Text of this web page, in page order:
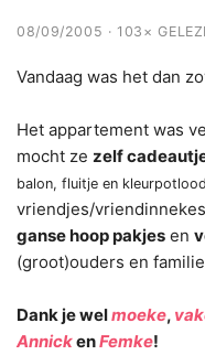
08/09/2005 · 103×
Vandaag was het dan
Het appartement was
mocht ze zelf
balon, fluitje en
vriendjes/
ganse hoop pakjes en
(groot)ouders en
Dank je welmoeke,
AnnickenFemke!